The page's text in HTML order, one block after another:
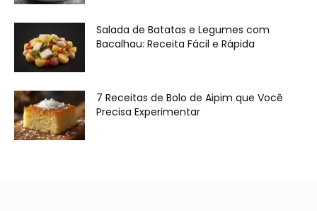
Salada de Batatas e Legumes com
Bacalhau: Receita Fácil e Rápida
7 Receitas de Bolo de Aipim que Você
Precisa Experimentar